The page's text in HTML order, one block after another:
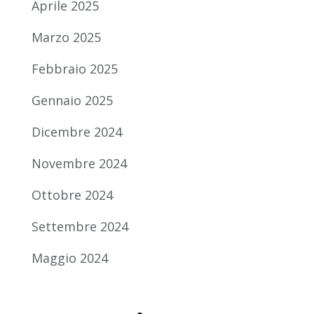
Aprile 2025
Marzo 2025
Febbraio 2025
Gennaio 2025
Dicembre 2024
Novembre 2024
Ottobre 2024
Settembre 2024
Maggio 2024